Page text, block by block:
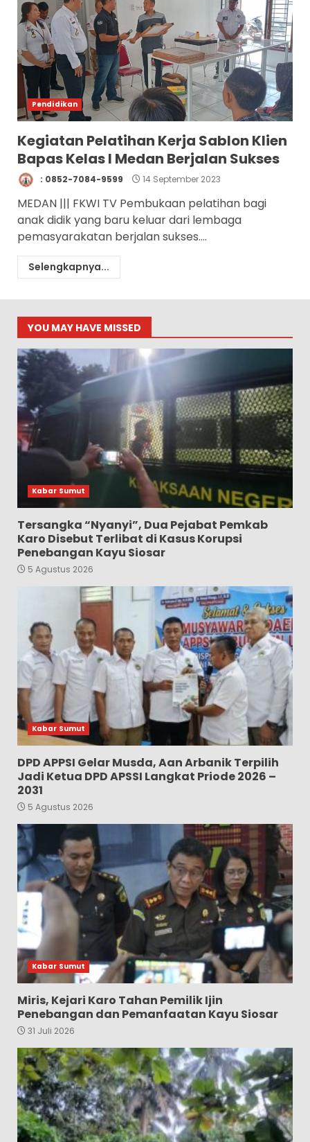
Pendidikan
Kegiatan Pelatihan Kerja Sablon Klien
Bapas Kelas I Medan Berjalan Sukses
: 0852-7084-9599 14 September 2023
MEDAN ||| FKWI TV Pembukaan pelatihan bagi
anak didik yang baru keluar dari lembaga
pemasyarakatan berjalan sukses....
Selengkapnya...
YOU MAY HAVE MISSED
Kabar Sumut
Tersangka “Nyanyi”, Dua Pejabat Pemkab
Karo Disebut Terlibat di Kasus Korupsi
Penebangan Kayu Siosar
5 Agustus 2026
Kabar Sumut
DPD APPSI Gelar Musda, Aan Arbanik Terpilih
Jadi Ketua DPD APSSI Langkat Priode 2026 –
2031
5 Agustus 2026
Kabar Sumut
Miris, Kejari Karo Tahan Pemilik Ijin
Penebangan dan Pemanfaatan Kayu Siosar
31 Juli 2026